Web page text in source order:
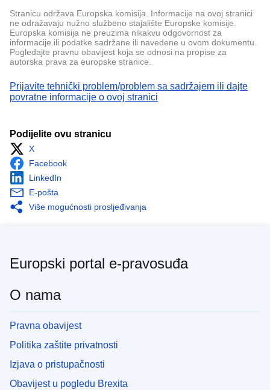
Stranicu održava Europska komisija. Informacije na ovoj stranici
ne odražavaju nužno službeno stajalište Europske komisije.
Europska komisija ne preuzima nikakvu odgovornost za
informacije ili podatke sadržane ili navedene u ovom dokumentu.
Pogledajte pravnu obavijest koja se odnosi na propise za
autorska prava za europske stranice.
Prijavite tehnički problem/problem sa sadržajem ili dajte
povratne informacije o ovoj stranici
Podijelite ovu stranicu
X
Facebook
LinkedIn
E-pošta
Više mogućnosti prosljeđivanja
Europski portal e-pravosuđa
O nama
Pravna obavijest
Politika zaštite privatnosti
Izjava o pristupačnosti
Obavijest u pogledu Brexita